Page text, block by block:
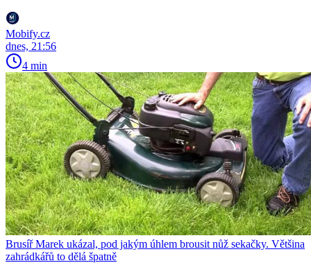
Mobify.cz
dnes, 21:56
4 min
Brusíř Marek ukázal, pod jakým úhlem brousit nůž sekačky. Většina
zahrádkářů to dělá špatně